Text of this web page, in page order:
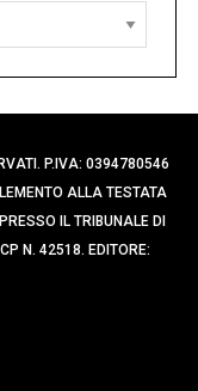
P.IVA: 0394780546
ALLA TESTATA
IL TRIBUNALE DI
N. 42518. EDITORE: